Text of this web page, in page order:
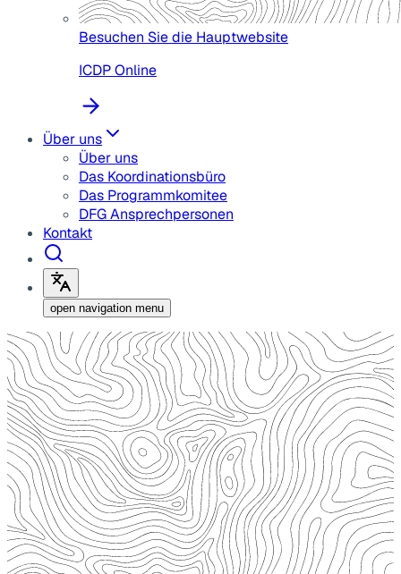
Besuchen Sie die Hauptwebsite
ICDP Online
Über uns
Über uns
Das Koordinationsbüro
Das Programmkomitee
DFG Ansprechpersonen
Kontakt
open navigation menu